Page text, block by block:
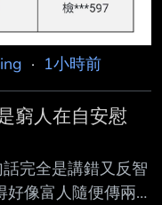
· 1小時前
窮人在自安慰
完全是講錯又反智
好像富人隨便傳兩